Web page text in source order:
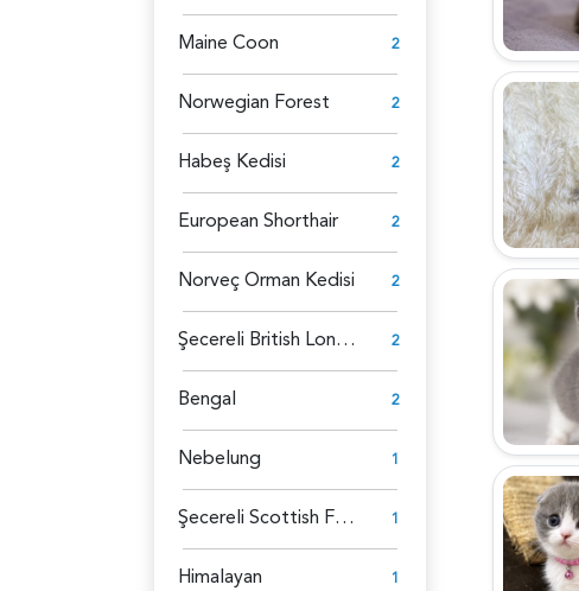
Maine Coon 2
Norwegian Forest 2
Habeş Kedisi 2
European Shorthair 2
Norveç Orman Kedisi 2
Şecereli British Longhair 2
Bengal 2
Nebelung 1
Şecereli Scottish Fold 1
Himalayan 1